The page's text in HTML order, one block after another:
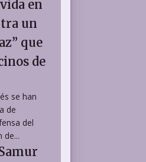
en
un
que
de
se han
de
del
de...